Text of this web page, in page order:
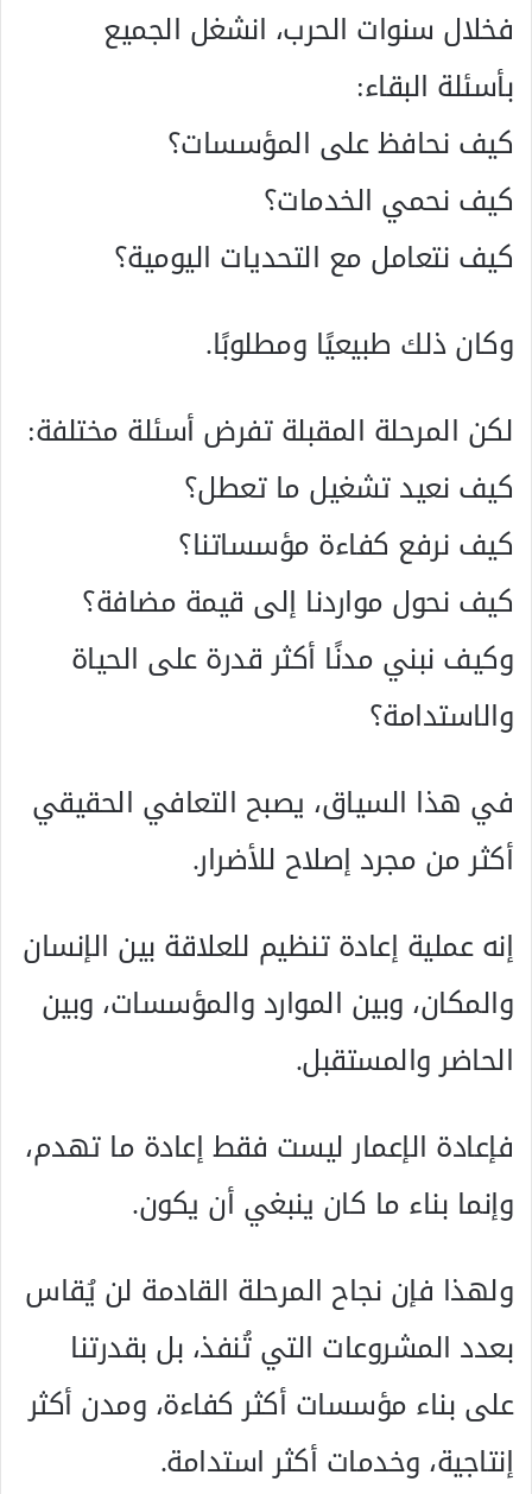
فخلال سنوات الحرب، انشغل الجميع
بأسئلة البقاء:
كيف نحافظ على المؤسسات؟
كيف نحمي الخدمات؟
كيف نتعامل مع التحديات اليومية؟
وكان ذلك طبيعيًا ومطلوبًا.
لكن المرحلة المقبلة تفرض أسئلة مختلفة:
كيف نعيد تشغيل ما تعطل؟
كيف نرفع كفاءة مؤسساتنا؟
كيف نحول مواردنا إلى قيمة مضافة؟
وكيف نبني مدنًا أكثر قدرة على الحياة
والاستدامة؟
في هذا السياق، يصبح التعافي الحقيقي
أكثر من مجرد إصلاح للأضرار.
إنه عملية إعادة تنظيم للعلاقة بين الإنسان
والمكان، وبين الموارد والمؤسسات، وبين
الحاضر والمستقبل.
فإعادة الإعمار ليست فقط إعادة ما تهدم،
وإنما بناء ما كان ينبغي أن يكون.
ولهذا فإن نجاح المرحلة القادمة لن يُقاس
بعدد المشروعات التي تُنفذ، بل بقدرتنا
على بناء مؤسسات أكثر كفاءة، ومدن أكثر
إنتاجية، وخدمات أكثر استدامة.